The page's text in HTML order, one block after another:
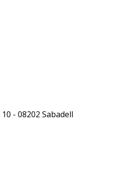
10 - 08202 Sabadell